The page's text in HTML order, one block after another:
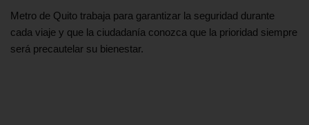
Metro de Quito trabaja para garantizar la seguridad durante
cada viaje y que la ciudadanía conozca que la prioridad siempre
será precautelar su bienestar.